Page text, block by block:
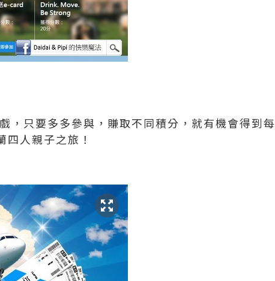
只要多多參與，賺取不同積分，就有機會得到每
人親子之旅！